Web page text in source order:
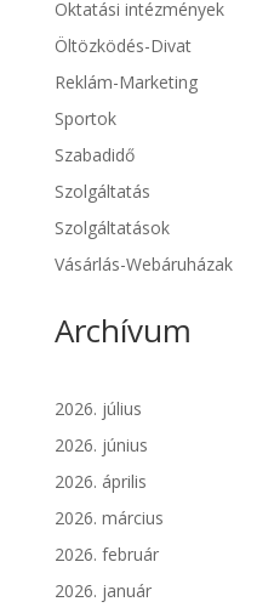
Oktatási intézmények
Öltözködés-Divat
Reklám-Marketing
Sportok
Szabadidő
Szolgáltatás
Szolgáltatások
Vásárlás-Webáruházak
Archívum
2026. július
2026. június
2026. április
2026. március
2026. február
2026. január